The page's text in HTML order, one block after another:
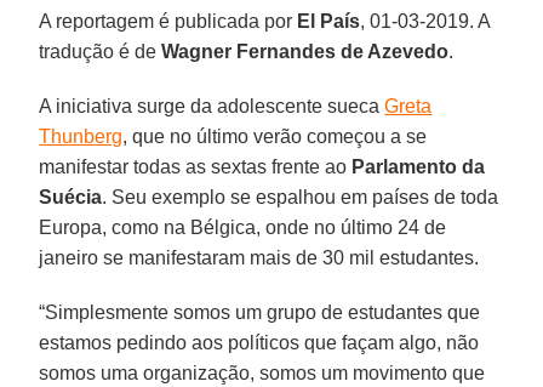
A reportagem é publicada por El País, 01-03-2019. A
tradução é deWagner Fernandes de Azevedo.
A iniciativa surge da adolescente suecaGreta
Thunberg, que no último verão começou a se
manifestar todas as sextas frente ao Parlamento da
Suécia. Seu exemplo se espalhou em países de toda
Europa, como na Bélgica, onde no último 24 de
janeiro se manifestaram mais de 30 mil estudantes.
“Simplesmente somos um grupo de estudantes que
estamos pedindo aos políticos que façam algo, não
somos uma organização, somos um movimento que